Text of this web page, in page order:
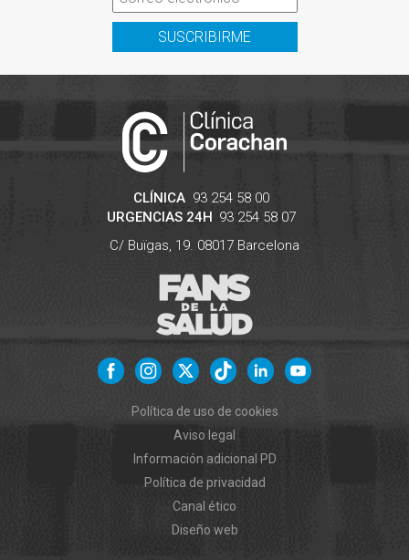
SUSCRIBIRME
CLÍNICA 93 254 58 00
URGENCIAS 24H 93 254 58 07
C/ Buïgas, 19. 08017 Barcelona
Política de uso de cookies
Aviso legal
Información adicional PD
Política de privacidad
Canal ético
Diseño web